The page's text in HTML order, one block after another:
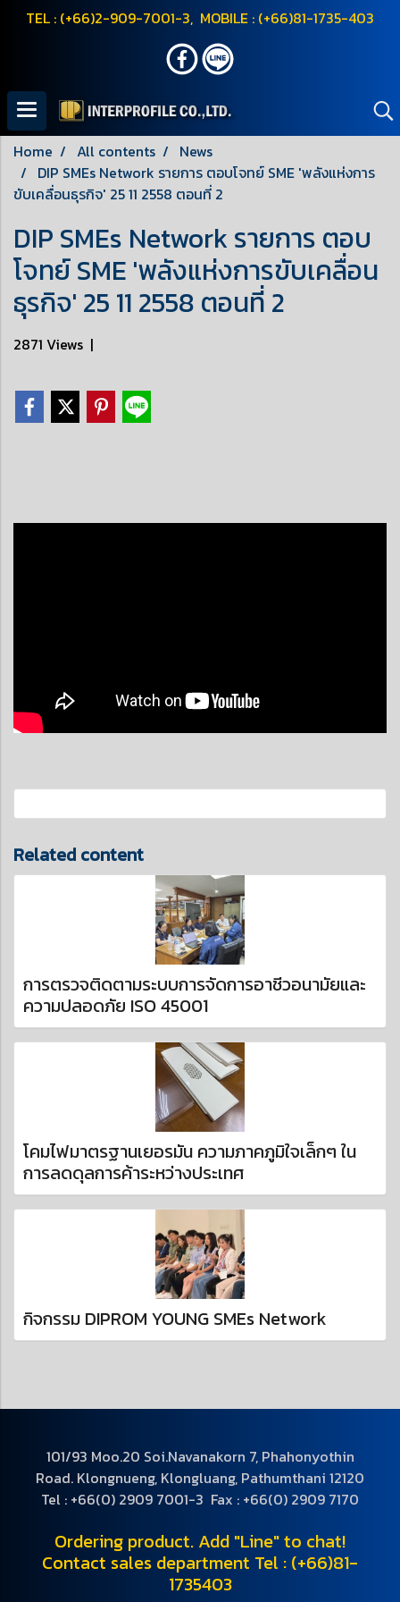
TEL : (+66)2-909-7001-3, MOBILE : (+66)81-1735-403
Home All contents
News
DIP SMEs Network รายการ ตอบโจทย์ SME 'พลังแห่งการ
ขับเคลื่อนธุรกิจ' 25 11 2558 ตอนที่ 2
DIP SMEs Network รายการ ตอบ
โจทย์ SME 'พลังแห่งการขับเคลื่อน
ธุรกิจ' 25 11 2558 ตอนที่ 2
2871 Views |
Related content
การตรวจติดตามระบบการจัดการอาชีวอนามัยและ
ความปลอดภัย ISO 45001
โคมไฟมาตรฐานเยอรมัน ความภาคภูมิใจเล็กๆ ใน
การลดดุลการค้าระหว่างประเทศ
กิจกรรม DIPROM YOUNG SMEs Network
101/93 Moo.20 Soi.Navanakorn 7, Phahonyothin
Road. Klongnueng, Klongluang, Pathumthani 12120
Tel : +66(0) 2909 7001-3 Fax : +66(0) 2909 7170
Ordering product. Add "Line" to chat!
Contact sales department Tel : (+66)81-
1735403